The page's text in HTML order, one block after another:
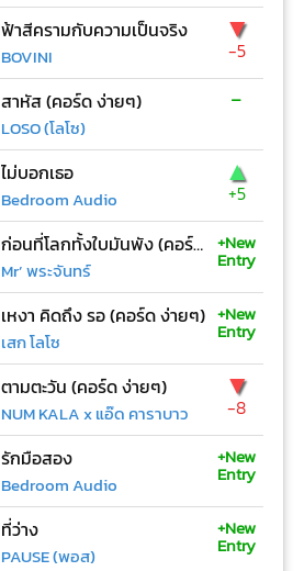
ฟ้าสีครามกับความเป็นจริง
BOVINI
▼
-5
สาหัส (คอร์ด ง่ายๆ)
LOSO (โลโซ)
-
ไม่บอกเธอ
Bedroom Audio
▲
+5
ก่อนที่โลกทั้งใบมันพัง (คอร์ด ง่ายๆ)
Mr’ พระจันทร์
+New
Entry
เหงา คิดถึง รอ (คอร์ด ง่ายๆ)
เสก โลโซ
+New
Entry
ตามตะวัน (คอร์ด ง่ายๆ)
NUM KALA x แอ๊ด คาราบาว
▼
-8
รักมือสอง
Bedroom Audio
+New
Entry
ที่ว่าง
PAUSE (พอส)
+New
Entry